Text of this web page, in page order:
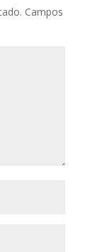
Campos